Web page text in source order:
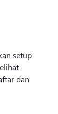
setup
dan